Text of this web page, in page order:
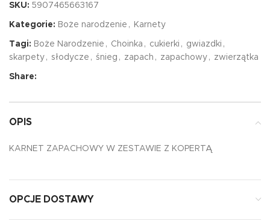
SKU: 5907465663167
Kategorie: Boże narodzenie , Karnety
Tagi: Boże Narodzenie , Choinka , cukierki , gwiazdki ,
skarpety , słodycze , śnieg , zapach , zapachowy , zwierzątka
Share:
OPIS
KARNET ZAPACHOWY W ZESTAWIE Z KOPERTĄ
OPCJE DOSTAWY